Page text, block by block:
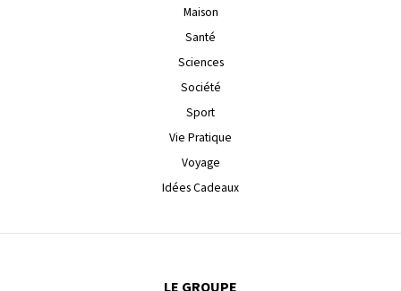
Maison
Santé
Sciences
Société
Sport
Vie Pratique
Voyage
Idées Cadeaux